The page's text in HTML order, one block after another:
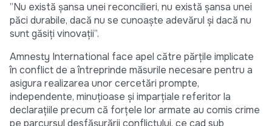
”Nu există şansa unei reconcilieri, nu există şansa unei
păci durabile, dacă nu se cunoaşte adevărul şi dacă nu
sunt găsiţi vinovaţii”.
Amnesty International face apel către părţile implicate
în conflict de a întreprinde măsurile necesare pentru a
asigura realizarea unor cercetări prompte,
independente, minuţioase şi imparţiale referitor la
declaraţiile precum că forţele lor armate au comis crime
pe parcursul desfăşurării conflictului, ce cad sub